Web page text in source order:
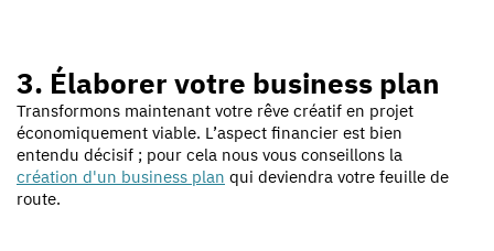
3. Élaborer votre business plan
Transformons maintenant votre rêve créatif en projet
économiquement viable. L’aspect financier est bien
entendu décisif ; pour cela nous vous conseillons la
création d'un business plan qui deviendra votre feuille de
route.